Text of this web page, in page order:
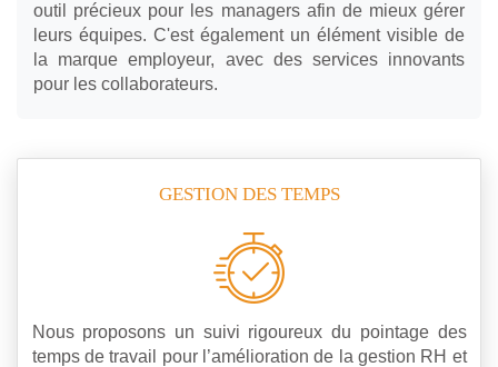
outil précieux pour les managers afin de mieux gérer
leurs équipes. C'est également un élément visible de
la marque employeur, avec des services innovants
pour les collaborateurs.
GESTION DES TEMPS
Nous proposons un suivi rigoureux du pointage des
temps de travail pour l’amélioration de la gestion RH et